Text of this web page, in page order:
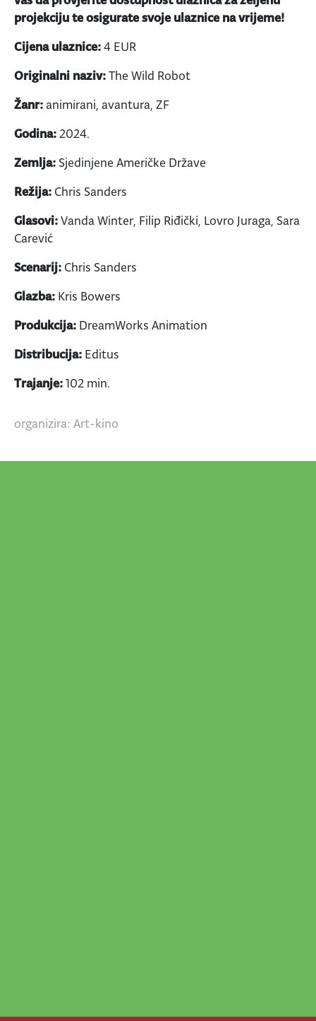
projekciju te osigurate svoje ulaznice na vrijeme!
Cijena ulaznice:4 EUR
Originalni naziv:The Wild Robot
Žanr:animirani, avantura, ZF
Godina:2024.
Zemlja: Sjedinjene Američke Države
Režija: Chris Sanders
Glasovi:Vanda Winter, Filip Riđički, Lovro Juraga, Sara
Carević
Scenarij: Chris Sanders
Glazba: Kris Bowers
Produkcija: DreamWorks Animation
Distribucija: Editus
Trajanje:102 min.
organizira: Art-kino